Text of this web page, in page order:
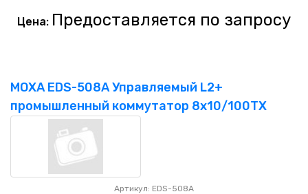
Цена: Предоставляется по запросу
MOXA EDS-508A Управляемый L2+
промышленный коммутатор 8x10/100TX
Артикул: EDS-508A